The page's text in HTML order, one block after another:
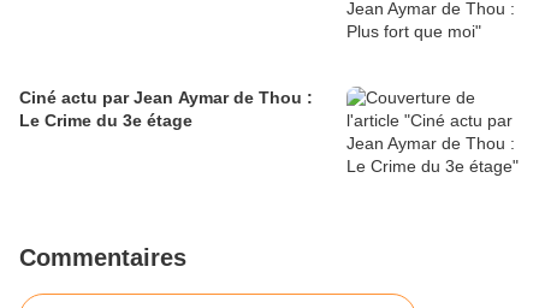
Ciné actu par Jean Aymar de Thou :
Le Crime du 3e étage
Commentaires